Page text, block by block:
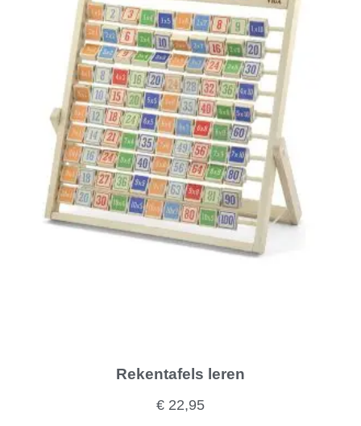
Rekentafels leren
€ 22,95